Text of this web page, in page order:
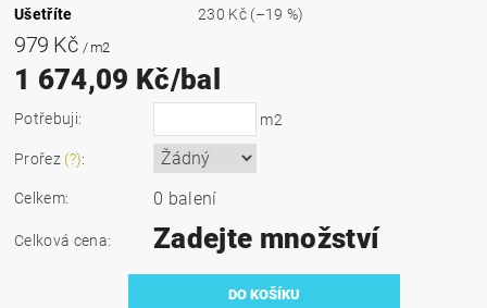
Ušetříte
230 Kč (–19 %)
979 Kč / m2
1 674,09 Kč/bal
Potřebuji: m2
Prořez (?):
Celkem: 0 balení
Celková cena: Zadejte množství